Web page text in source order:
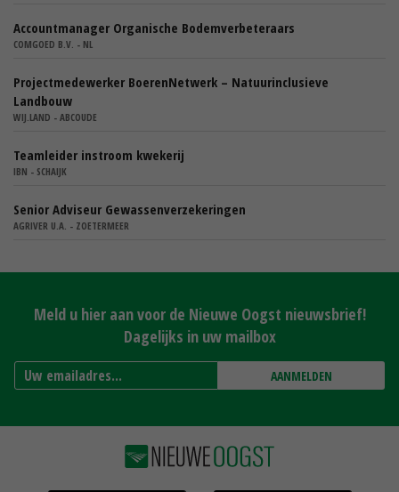
Accountmanager Organische Bodemverbeteraars
COMGOED B.V. - NL
Projectmedewerker BoerenNetwerk – Natuurinclusieve
Landbouw
WIJ.LAND - ABCOUDE
Teamleider instroom kwekerij
IBN - SCHAIJK
Senior Adviseur Gewassenverzekeringen
AGRIVER U.A. - ZOETERMEER
Meld u hier aan voor de Nieuwe Oogst nieuwsbrief!
Dagelijks in uw mailbox
AANMELDEN